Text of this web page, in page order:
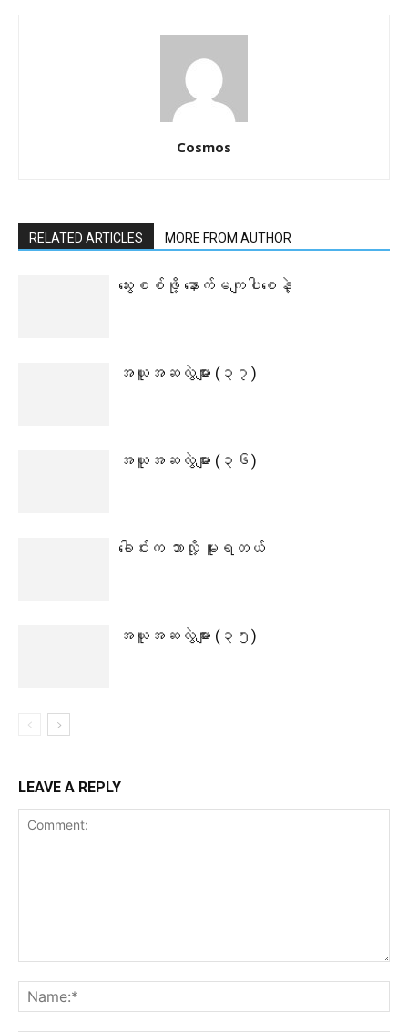
Cosmos
RELATED ARTICLES MORE FROM AUTHOR
သွေးစစ်ဖို့ နောက်မကျပါစေနဲ့
အယူအဆလွဲများ (၃၇)
အယူအဆလွဲများ (၃၆)
ခေါင်းက ဘာလို့ မူးရတယ်
အယူအဆလွဲများ (၃၅)
LEAVE A REPLY